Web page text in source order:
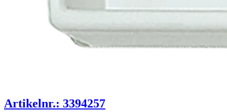
Artikelnr.: 3394257